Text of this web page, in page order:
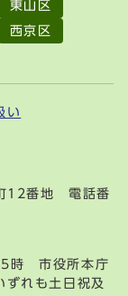
東山区
西京区
い
12番地 電話番
5時 市役所本庁
れも土日祝及